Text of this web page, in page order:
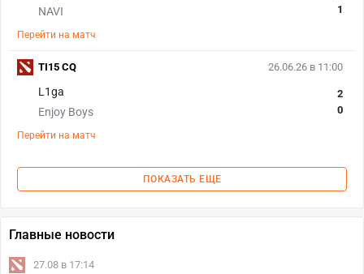
NAVI
1
Перейти на матч
26.06.26 в 11:00
L1ga
Enjoy Boys
2
0
Перейти на матч
TI15 CQ
ПОКАЗАТЬ ЕЩЕ
Главные новости
27.08 в 17:14